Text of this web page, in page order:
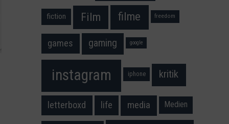
fiction Film filme freedom
games gaming google
instagram iphone kritik
letterboxd life media Medien